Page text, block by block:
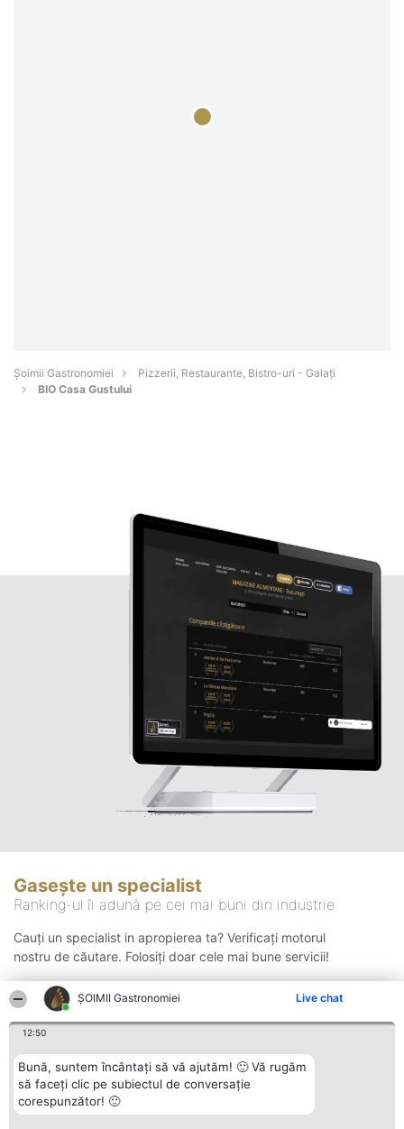
ȘOIMII Gastronomiei Live chat
12:50
Bună, suntem încântați să vă ajutăm! 🙂 Vă rugăm
să faceți clic pe subiectul de conversație
corespunzător! 🙂
Șoimii Gastronomiei
Pizzerii, Restaurante, Bistro-uri - Galaţi
BIO Casa Gustului
Gasește un specialist
Ranking-ul îi adună pe cei mai buni din industrie
Cauți un specialist in apropierea ta? Verificați motorul
nostru de căutare. Folosiți doar cele mai bune servicii!